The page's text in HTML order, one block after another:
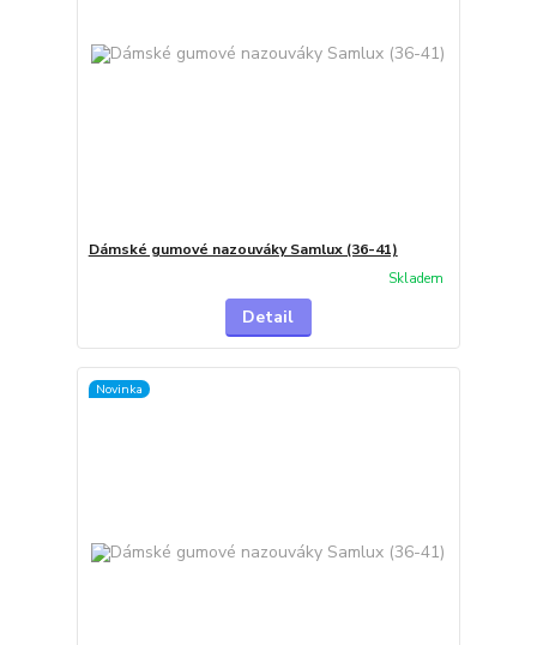
Dámské gumové nazouváky Samlux (36-41)
Skladem
Detail
Novinka